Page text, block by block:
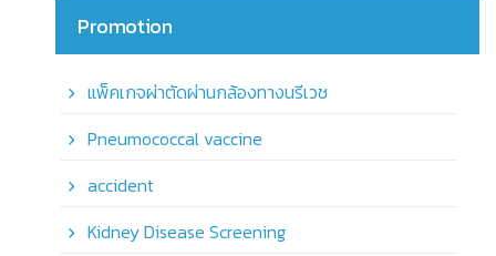
Promotion
แพ็คเกจผ่าตัดผ่านกล้องทางนรีเวช
Pneumococcal vaccine
accident
Kidney Disease Screening